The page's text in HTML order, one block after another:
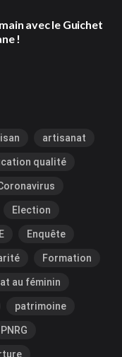
avec le Guichet
!
artisanat
qualité
Election
Enquête
Formation
au féminin
patrimoine
PNRG